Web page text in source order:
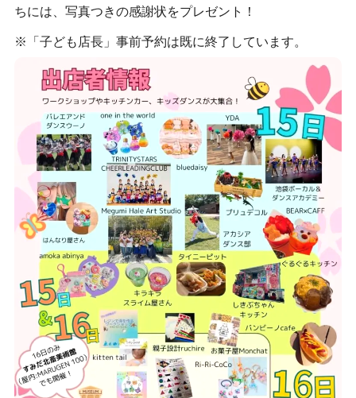
ちには、写真つきの感謝状をプレゼント！
※「子ども店長」事前予約は既に終了しています。